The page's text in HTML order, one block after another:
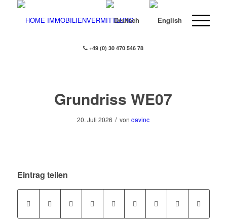
+49 (0) 30 470 546 78
Grundriss WE07
20. Juli 2026 / vondavinc
Eintrag teilen